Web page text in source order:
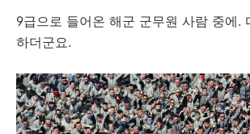
9급으로 들어온 해군 군무원 사람 중에.
하더군요.